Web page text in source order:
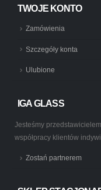
TWOJE KONTO
Zamówienia
Szczegóły konta
Ulubione
IGA GLASS
Jesteśmy
współpracy klientów
Zostań partnerem